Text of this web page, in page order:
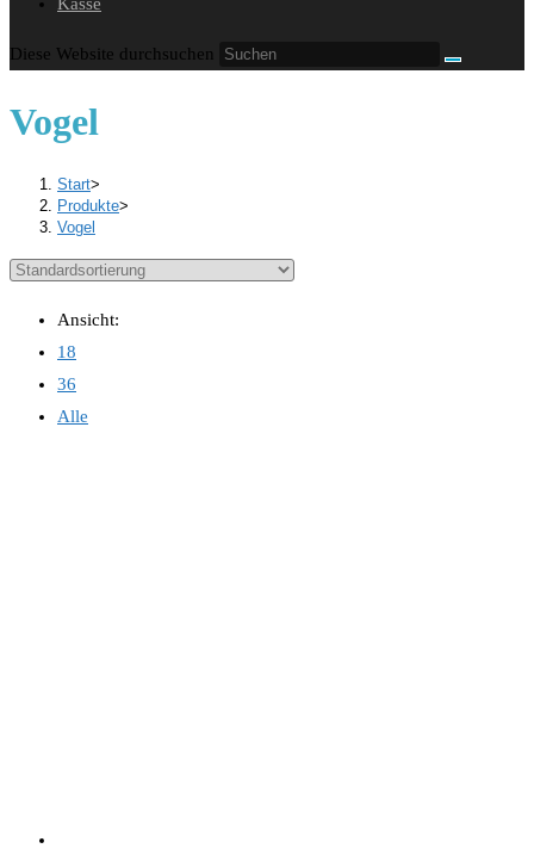
Diese Website durchsuchen
Vogel
Start>
Produkte>
Vogel
Ansicht:
18
36
Alle